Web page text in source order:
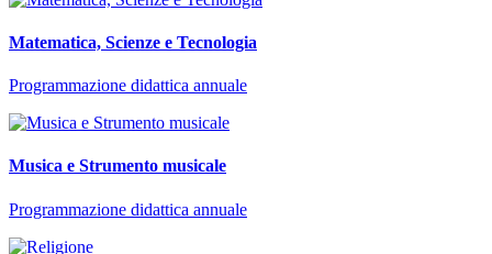
Matematica, Scienze e Tecnologia
Programmazione didattica annuale
Musica e Strumento musicale
Programmazione didattica annuale